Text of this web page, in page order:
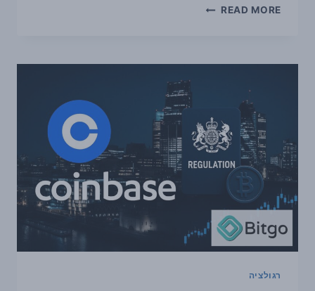
READ MORE
COINBASE
שיכול
לנגזרים
ומניות
רגולציה